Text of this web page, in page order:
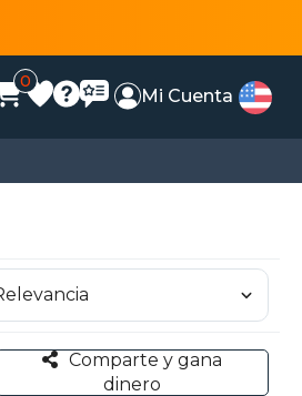
0
Mi Cuenta
Comparte y gana
dinero